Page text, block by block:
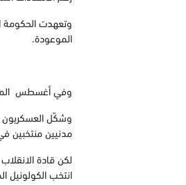
الموعودة.
وفي أغسطس
وشكّل العسكريون
مدنيين منتخبين في
لكن قادة
انتخب الكولونيل